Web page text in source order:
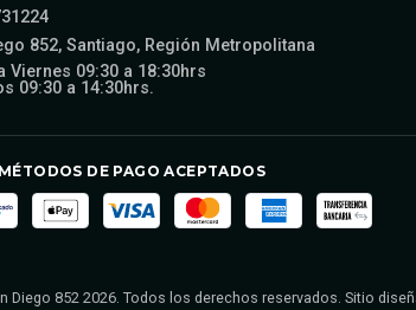
852, Santiago, Región Metropolitana
Viernes 09:30 a 18:30hrs
09:30 a 14:30hrs.
MÉTODOS DE PAGO ACEPTADOS
Diego 852 2026. Todos los derechos reservados. Sitio